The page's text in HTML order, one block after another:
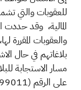
للعقوبات والتي
المالية، وقد حددت
والعقوبات المقررة
بلاغاتهم في حال
مسار الاستجابة
على الرقم (199011) للاستفسارات العقارية.